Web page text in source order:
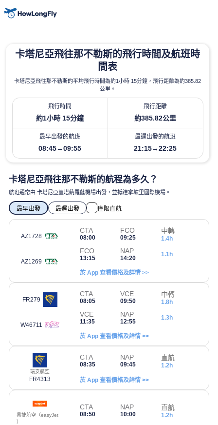
卡塔尼亞飛往那不勒斯的飛行時間及航班時
間表
卡塔尼亞飛往那不勒斯的平均飛行時間為約1小時 15分鐘，飛行距離為約385.82
公里。
飛行時間
約1小時 15分鐘
飛行距離
約385.82公里
最早出發的航班
08:45→09:55
最遲出發的航班
21:15→22:25
卡塔尼亞飛往那不勒斯的航程為多久？
航班通常由 卡塔尼亞豐塔納羅薩機場出發，並抵達拿坡里國際機場。
最早出發 最遲出發 僅限直航
AZ1728
CTA
08:00
FCO
09:25
中轉
1.4h
AZ1269
FCO
13:15
NAP
14:20
1.1h
於 App 查看價格及詳情 >>
FR279
CTA
08:05
VCE
09:50
中轉
1.8h
W46711
VCE
11:35
NAP
12:55
1.3h
於 App 查看價格及詳情 >>
瑞安航空
FR4313
CTA
08:35
NAP
09:45
直航
1.2h
於 App 查看價格及詳情 >>
易捷航空（easyJet
）
CTA
08:50
NAP
10:00
直航
1.2h